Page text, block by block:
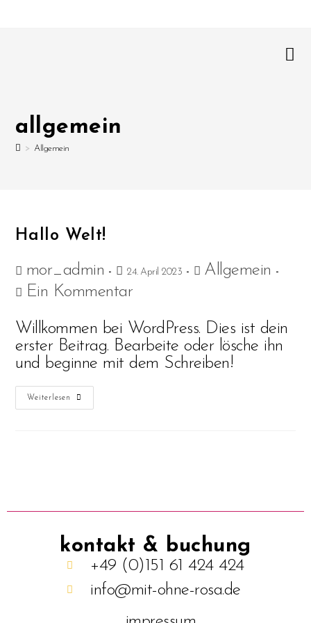
allgemein
> Allgemein
Hallo Welt!
mor_admin 24. April 2023
Allgemein
Ein Kommentar
Willkommen bei WordPress. Dies ist dein
erster Beitrag. Bearbeite oder lösche ihn
und beginne mit dem Schreiben!
Weiterlesen
kontakt & buchung
+49 (0)151 61 424 424
info@mit-ohne-rosa.de